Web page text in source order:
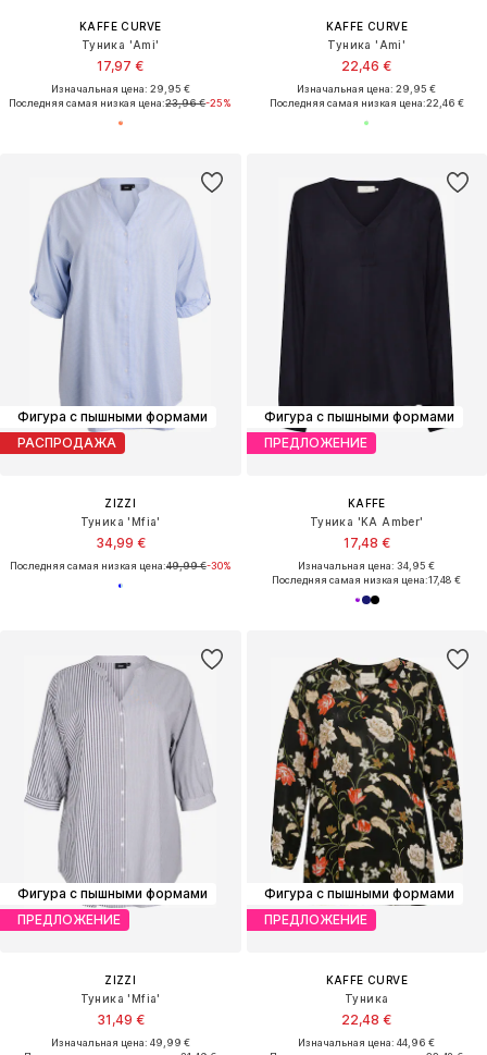
KAFFE CURVE
Туника 'Ami'
17,97 €
Изначальная цена: 29,95 €
Последняя самая низкая цена:23,96 €-25%
KAFFE CURVE
Туника 'Ami'
22,46 €
Изначальная цена: 29,95 €
Последняя самая низкая цена:22,46 €
Фигура с пышными формами
РАСПРОДАЖА
ZIZZI
Туника 'Mfia'
34,99 €
Последняя самая низкая цена:49,99 €-30%
Фигура с пышными формами
ПРЕДЛОЖЕНИЕ
KAFFE
Туника 'KA Amber'
17,48 €
Изначальная цена: 34,95 €
Последняя самая низкая цена:17,48 €
Фигура с пышными формами
ПРЕДЛОЖЕНИЕ
ZIZZI
Туника 'Mfia'
31,49 €
Изначальная цена: 49,99 €
Фигура с пышными формами
ПРЕДЛОЖЕНИЕ
KAFFE CURVE
Туника
22,48 €
Изначальная цена: 44,96 €